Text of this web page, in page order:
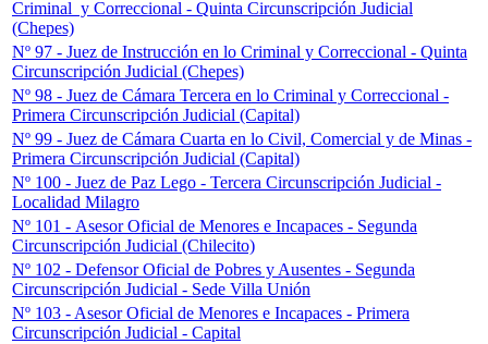
Criminal y Correccional - Quinta Circunscripción Judicial
(Chepes)
Nº 97 - Juez de Instrucción en lo Criminal y Correccional - Quinta
Circunscripción Judicial (Chepes)
Nº 98 - Juez de Cámara Tercera en lo Criminal y Correccional -
Primera Circunscripción Judicial (Capital)
Nº 99 - Juez de Cámara Cuarta en lo Civil, Comercial y de Minas -
Primera Circunscripción Judicial (Capital)
Nº 100 - Juez de Paz Lego - Tercera Circunscripción Judicial -
Localidad Milagro
Nº 101 - Asesor Oficial de Menores e Incapaces - Segunda
Circunscripción Judicial (Chilecito)
Nº 102 - Defensor Oficial de Pobres y Ausentes - Segunda
Circunscripción Judicial - Sede Villa Unión
Nº 103 - Asesor Oficial de Menores e Incapaces - Primera
Circunscripción Judicial - Capital